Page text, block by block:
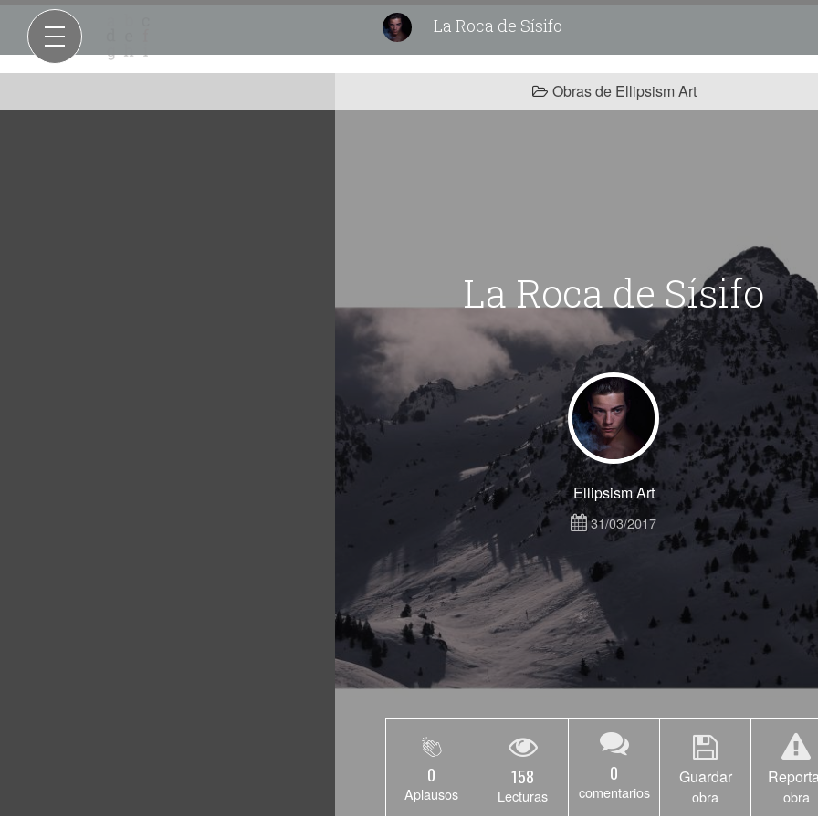
La Roca de Sísifo
Obras de Ellipsism Art
La Roca de Sísifo
Ellipsism Art
31/03/2017
0
Aplausos
158
Lecturas
0
comentarios
Guardar
obra obra